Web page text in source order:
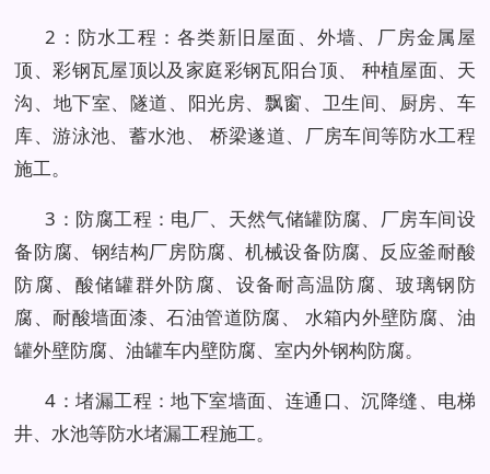
2：防水工程：各类新旧屋面、外墙、厂房金属屋
顶、彩钢瓦屋顶以及家庭彩钢瓦阳台顶、 种植屋面、天
沟、地下室、隧道、阳光房、飘窗、卫生间、厨房、车
库、游泳池、蓄水池、 桥梁遂道、厂房车间等防水工程
施工。
3：防腐工程：电厂、天然气储罐防腐、厂房车间设
备防腐、钢结构厂房防腐、机械设备防腐、反应釜耐酸
防腐、酸储罐群外防腐、设备耐高温防腐、玻璃钢防
腐、耐酸墙面漆、石油管道防腐、 水箱内外壁防腐、油
罐外壁防腐、油罐车内壁防腐、室内外钢构防腐。
4：堵漏工程：地下室墙面、连通口、沉降缝、电梯
井、水池等防水堵漏工程施工。